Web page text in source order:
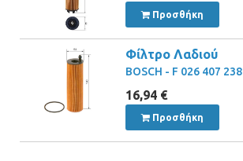
Προσθήκη
Φίλτρο Λαδιού
BOSCH - F 026 407 238
16,94 €
Προσθήκη